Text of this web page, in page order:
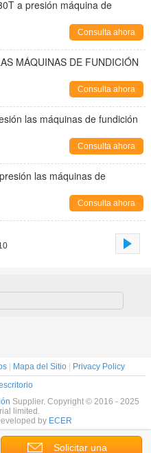
a presión máquina de
Consulta ahora
MÁQUINAS DE FUNDICIÓN
Consulta ahora
las máquinas de fundición
Consulta ahora
las máquinas de
Consulta ahora
Solicitar una
| Mapa del Sitio|
Privacy Policy
Supplier. Copyright © 2016 - 2025
limited.
by ECER